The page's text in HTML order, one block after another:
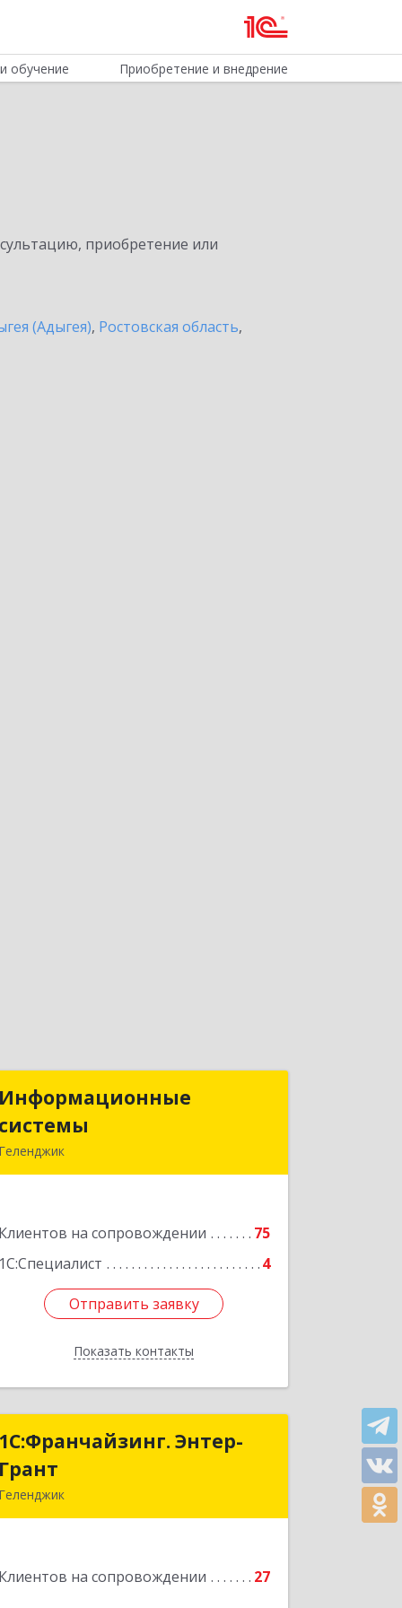
обучение Приобретение и внедрение
приобретение или
(Адыгея), Ростовская область,
Информационные
системы
Геленджик
Клиентов на сопровождении
75
1С:Специалист
4
Отправить заявку
Показать контакты
Информационные
Подробнее
Отправить заявку
Назад
1С:Франчайзинг. Энтер-
Грант
Геленджик
Клиентов на сопровождении 27
1С:Франчайзинг. Энтер-
Подробнее